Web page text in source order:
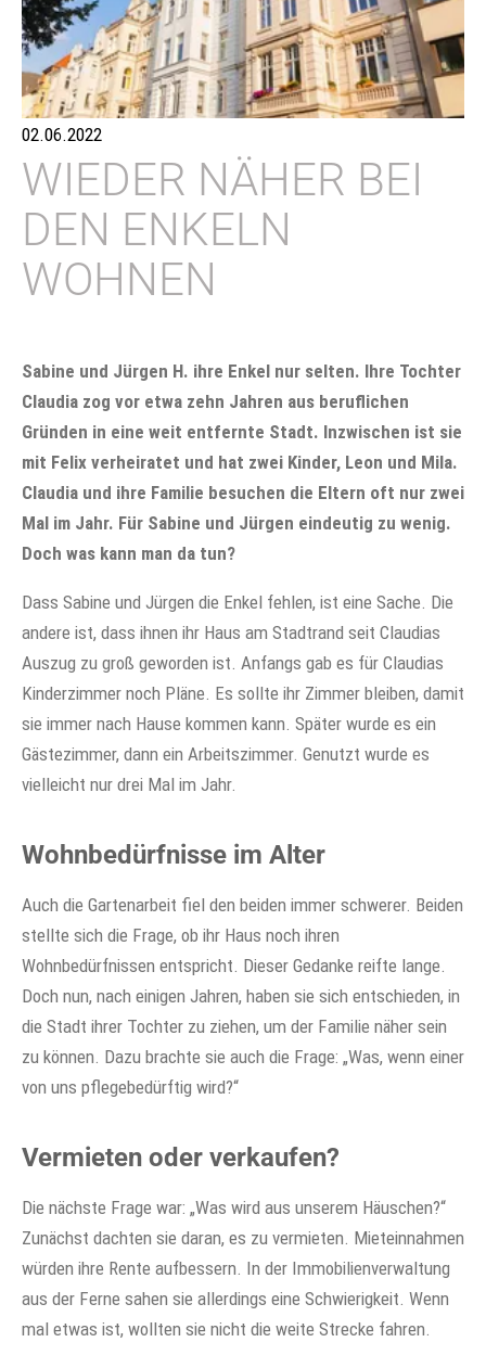
02.06.2022
WIEDER NÄHER BEI
DEN ENKELN
WOHNEN
Sabine und Jürgen H. ihre Enkel nur selten. Ihre Tochter
Claudia zog vor etwa zehn Jahren aus beruflichen
Gründen in eine weit entfernte Stadt. Inzwischen ist sie
mit Felix verheiratet und hat zwei Kinder, Leon und Mila.
Claudia und ihre Familie besuchen die Eltern oft nur zwei
Mal im Jahr. Für Sabine und Jürgen eindeutig zu wenig.
Doch was kann man da tun?
Dass Sabine und Jürgen die Enkel fehlen, ist eine Sache. Die
andere ist, dass ihnen ihr Haus am Stadtrand seit Claudias
Auszug zu groß geworden ist. Anfangs gab es für Claudias
Kinderzimmer noch Pläne. Es sollte ihr Zimmer bleiben, damit
sie immer nach Hause kommen kann. Später wurde es ein
Gästezimmer, dann ein Arbeitszimmer. Genutzt wurde es
vielleicht nur drei Mal im Jahr.
Wohnbedürfnisse im Alter
Auch die Gartenarbeit fiel den beiden immer schwerer. Beiden
stellte sich die Frage, ob ihr Haus noch ihren
Wohnbedürfnissen entspricht. Dieser Gedanke reifte lange.
Doch nun, nach einigen Jahren, haben sie sich entschieden, in
die Stadt ihrer Tochter zu ziehen, um der Familie näher sein
zu können. Dazu brachte sie auch die Frage: „Was, wenn einer
von uns pflegebedürftig wird?“
Vermieten oder verkaufen?
Die nächste Frage war: „Was wird aus unserem Häuschen?“
Zunächst dachten sie daran, es zu vermieten. Mieteinnahmen
würden ihre Rente aufbessern. In der Immobilienverwaltung
aus der Ferne sahen sie allerdings eine Schwierigkeit. Wenn
mal etwas ist, wollten sie nicht die weite Strecke fahren.